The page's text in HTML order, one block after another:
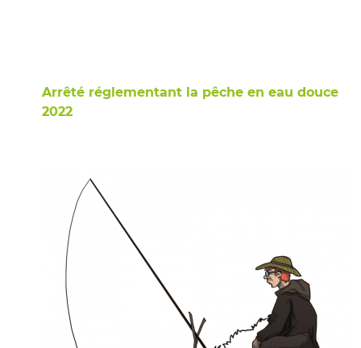
Arrêté réglementant la pêche en eau douce
2022